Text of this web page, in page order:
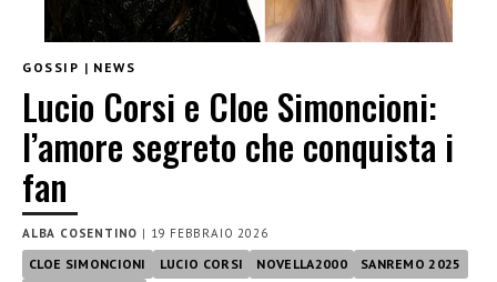
GOSSIP | NEWS
Lucio Corsi e Cloe Simoncioni:
l’amore segreto che conquista i
fan
ALBA COSENTINO | 19 FEBBRAIO 2026
CLOE SIMONCIONI LUCIO CORSI NOVELLA2000
SANREMO 2025